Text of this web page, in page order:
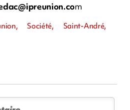
m
Société, Saint-André,